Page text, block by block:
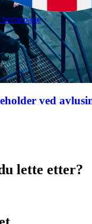
ved
lette etter?